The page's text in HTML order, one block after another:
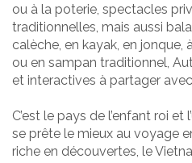
ou à la poterie, spectacles
traditionnelles, mais aussi
calèche, en kayak, en jonque,
ou en sampan traditionnel,
et interactives à partager
C’est le pays de l’enfant roi et
se prête le mieux au voyage
riche en découvertes, le